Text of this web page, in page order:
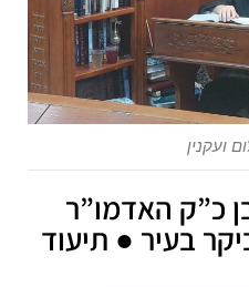
ועקנין
כ”ק האדמו”ר
בעיר ● תיעוד